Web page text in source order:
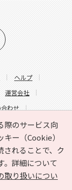
際のサービス向
ー（Cookie）
されることで、ク
。詳細について
取り扱いについ
ヘルプ
運営会社
わせ